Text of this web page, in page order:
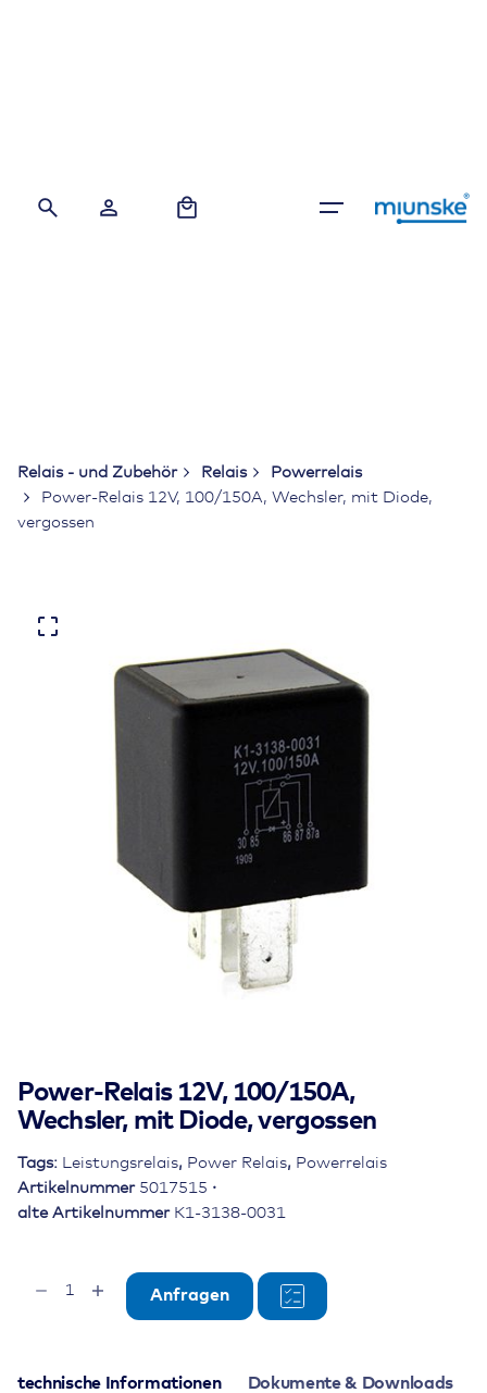
Relais - und Zubehör Relais
Powerrelais
Power-Relais 12V, 100/150A, Wechsler, mit Diode,
vergossen
Power-Relais 12V, 100/150A,
Wechsler, mit Diode, vergossen
alte Artikelnummer K1-3138-0031
Artikelnummer 5017515
Tags: Leistungsrelais, Power Relais, Powerrelais
Wechsler,
Anfragen
technische Informationen Dokumente & Downloads